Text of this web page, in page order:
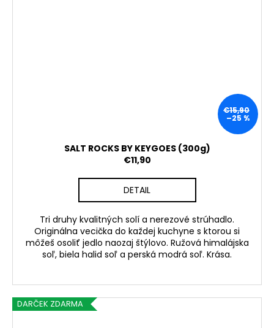
€15,90
–25 %
SALT ROCKS BY KEYGOES (300g)
€11,90
DETAIL
Tri druhy kvalitných solí a nerezové strúhadlo.
Originálna vecička do každej kuchyne s ktorou si
môžeš osoliť jedlo naozaj štýlovo. Ružová himalájska
soľ, biela halid soľ a perská modrá soľ. Krása.
DARČEK ZDARMA